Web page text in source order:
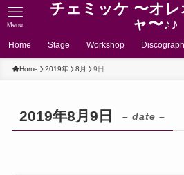
チェミッケ 〜オ
ャ〜♪♪
Menu
Home Stage Workshop
Home 2019年 8月 9日
2019年8月9日 – date –